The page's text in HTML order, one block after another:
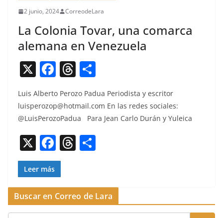
2 junio, 2024 CorreodeLara
La Colonia Tovar, una comarca
alemana en Venezuela
X F
c
e
b
o
o
k
T
re
a
d
s
o
m
p
Luis Alber­to Per­o­zo Pad­ua Peri­odista y escritor
luisperozop@hotmail.com En las redes sociales:
@LuisPerozoPadua Para Jean Car­lo Durán y Yuleica
X F
a
c
e
b
T
a
d
p
ar
Leer más
Buscar en Correo de Lara